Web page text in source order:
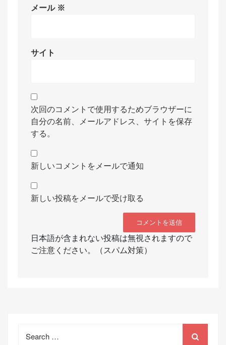
メール ※
サイト
次回のコメントで使用するためブラウザーに
自分の名前、メールアドレス、サイトを保存
する。
新しいコメントをメールで通知
新しい投稿をメールで受け取る
日本語が含まれない投稿は無視されますので
ご注意ください。（スパム対策）
for: